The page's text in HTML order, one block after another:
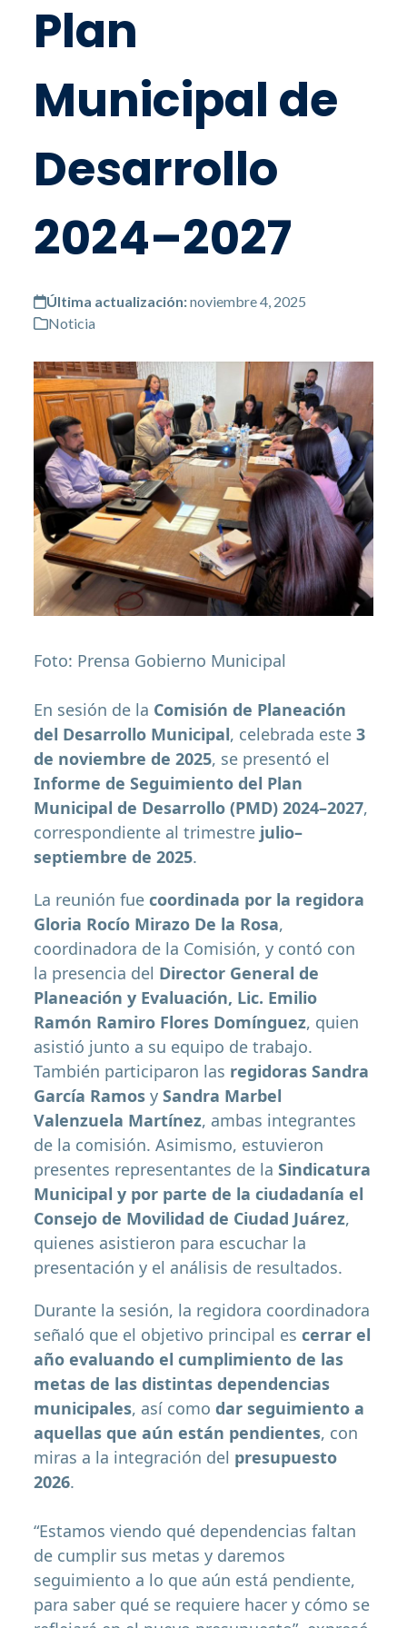
Plan
Municipal de
Desarrollo
2024–2027
Última actualización:noviembre 4, 2025
Noticia
Foto: Prensa Gobierno Municipal
En sesión de la Comisión de Planeación
del Desarrollo Municipal, celebrada este3
de noviembre de 2025, se presentó el
Informe de Seguimiento del Plan
Municipal de Desarrollo (PMD) 2024–2027,
correspondiente al trimestre julio–
septiembre de 2025.
La reunión fuecoordinada por la regidora
Gloria Rocío Mirazo De la Rosa,
coordinadora de la Comisión, y contó con
la presencia del Director General de
Planeación y Evaluación, Lic. Emilio
Ramón Ramiro Flores Domínguez, quien
asistió junto a su equipo de trabajo.
También participaron las regidoras Sandra
García Ramos ySandra Marbel
Valenzuela Martínez, ambas integrantes
de la comisión. Asimismo, estuvieron
presentes representantes de laSindicatura
Municipal y por parte de la ciudadanía el
Consejo de Movilidad de Ciudad Juárez,
quienes asistieron para escuchar la
presentación y el análisis de resultados.
Durante la sesión, la regidora coordinadora
señaló que el objetivo principal escerrar el
año evaluando el cumplimiento de las
metas de las distintas dependencias
municipales, así comodar seguimiento a
aquellas que aún están pendientes, con
miras a la integración del presupuesto
2026.
“Estamos viendo qué dependencias faltan
de cumplir sus metas y daremos
seguimiento a lo que aún está pendiente,
para saber qué se requiere hacer y cómo se